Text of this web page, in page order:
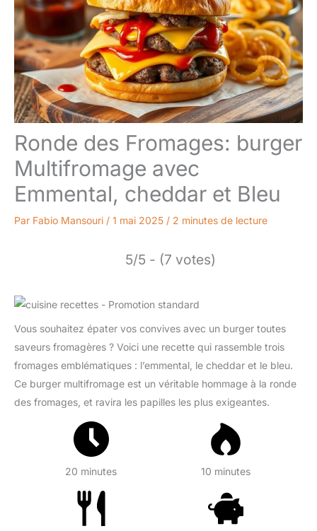
Ronde des Fromages: burger
Multifromage avec
Emmental, cheddar et Bleu
Par Fabio Mansouri / 1 mai 2025 / 2 minutes de lecture
5/5 - (7 votes)
Vous souhaitez épater vos convives avec un burger toutes
saveurs fromagères ? Voici une recette qui rassemble trois
fromages emblématiques : l’emmental, le cheddar et le bleu.
Ce burger multifromage est un véritable hommage à la ronde
des fromages, et ravira les papilles les plus exigeantes.
20 minutes 10 minutes